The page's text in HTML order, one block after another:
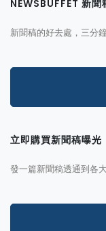
NEWSBUFFET 新聞
新聞稿的好去處，三分
立即購買新聞稿曝光
發一篇新聞稿透通到各